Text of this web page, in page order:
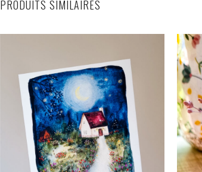
PRODUITS SIMILAIRES